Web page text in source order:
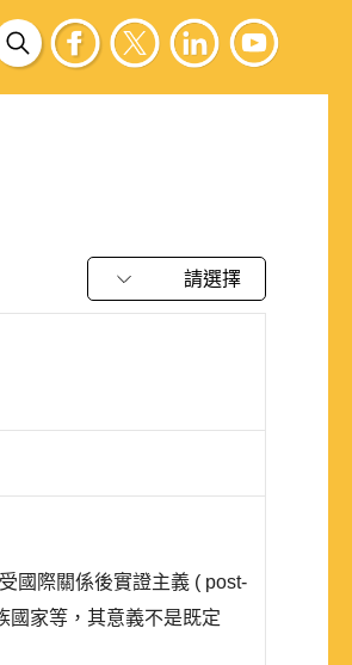
請選擇
國際關係後實證主義 ( post-
國家等，其意義不是既定